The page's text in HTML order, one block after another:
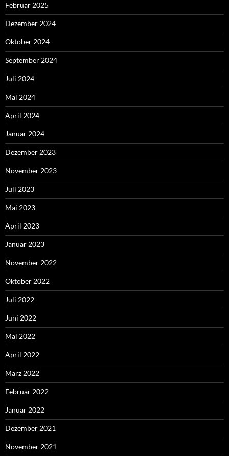
Februar 2025
Dezember 2024
Oktober 2024
September 2024
Juli 2024
Mai 2024
April 2024
Januar 2024
Dezember 2023
November 2023
Juli 2023
Mai 2023
April 2023
Januar 2023
November 2022
Oktober 2022
Juli 2022
Juni 2022
Mai 2022
April 2022
März 2022
Februar 2022
Januar 2022
Dezember 2021
November 2021